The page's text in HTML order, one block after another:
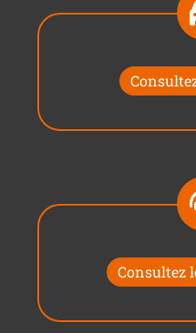
Consultez